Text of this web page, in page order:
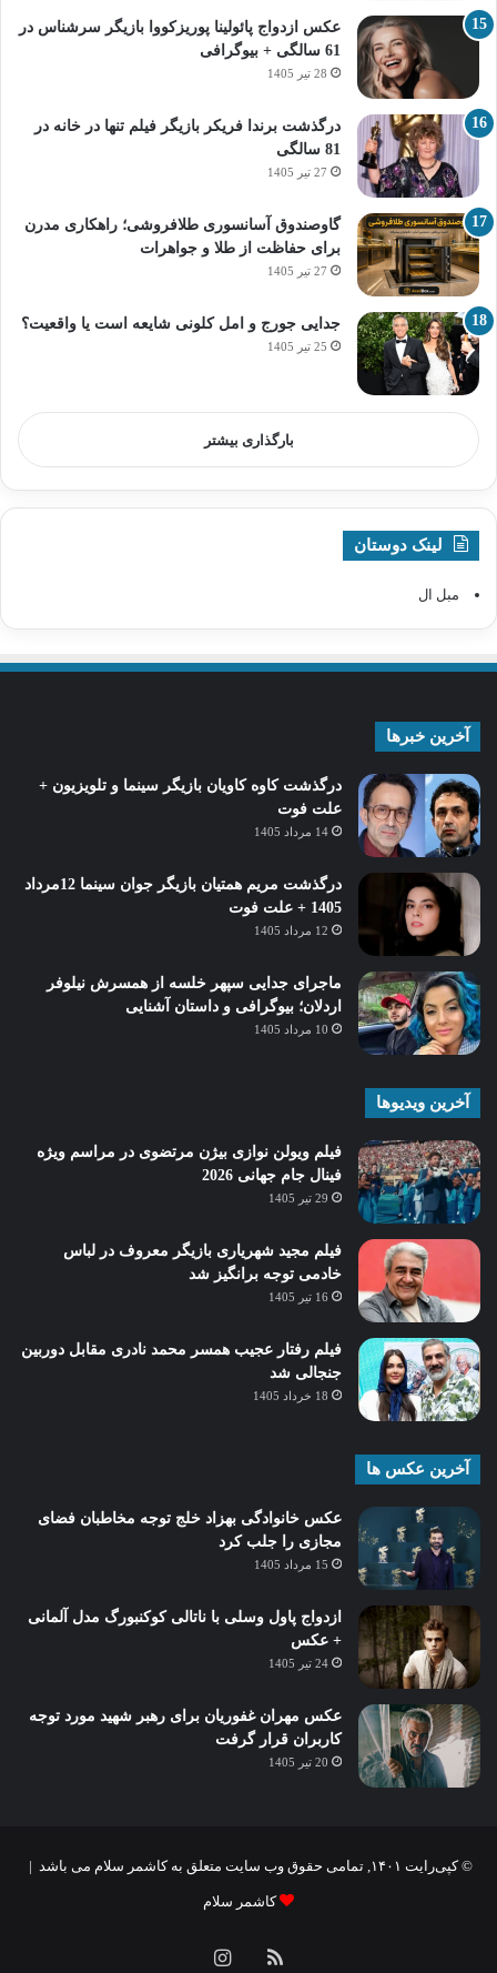
عکس ازدواج پائولینا پوریزکووا بازیگر سرشناس در
61 سالگی + بیوگرافی
28 تیر 1405
درگذشت برندا فریکر بازیگر فیلم تنها در خانه در
81 سالگی
27 تیر 1405
گاوصندوق آسانسوری طلافروشی؛ راهکاری مدرن
برای حفاظت از طلا و جواهرات
27 تیر 1405
جدایی جورج و امل کلونی شایعه است یا واقعیت؟
25 تیر 1405
بارگذاری بیشتر
لینک دوستان
مبل ال
آخرین خبرها
درگذشت کاوه کاویان بازیگر سینما و تلویزیون +
علت فوت
14 مرداد 1405
درگذشت مریم همتیان بازیگر جوان سینما 12مرداد
1405 + علت فوت
12 مرداد 1405
ماجرای جدایی سپهر خلسه از همسرش نیلوفر
اردلان؛ بیوگرافی و داستان آشنایی
10 مرداد 1405
آخرین ویدیوها
فیلم ویولن نوازی بیژن مرتضوی در مراسم ویژه
فینال جام جهانی 2026
29 تیر 1405
فیلم مجید شهریاری بازیگر معروف در لباس
خادمی توجه برانگیز شد
16 تیر 1405
فیلم رفتار عجیب همسر محمد نادری مقابل دوربین
جنجالی شد
18 خرداد 1405
آخرین عکس ها
عکس خانوادگی بهزاد خلج توجه مخاطبان فضای
مجازی را جلب کرد
15 مرداد 1405
ازدواج پاول وسلی با ناتالی کوکنبورگ مدل آلمانی
+ عکس
24 تیر 1405
عکس مهران غفوریان برای رهبر شهید مورد توجه
کاربران قرار گرفت
20 تیر 1405
© کپی‌رایت ۱۴۰۱, تمامی حقوق وب سایت متعلق به کاشمر سلام می باشد |
کاشمر سلام
خوراکاینستاگرام